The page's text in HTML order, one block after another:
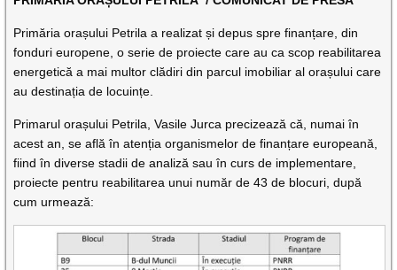
Primăria orașului Petrila a realizat și depus spre finanțare, din
fonduri europene, o serie de proiecte care au ca scop reabilitarea
energetică a mai multor clădiri din parcul imobiliar al orașului care
au destinația de locuințe.
Primarul orașului Petrila, Vasile Jurca precizează că, numai în
acest an, se află în atenția organismelor de finanțare europeană,
fiind în diverse stadii de analiză sau în curs de implementare,
proiecte pentru reabilitarea unui număr de 43 de blocuri, după
cum urmează: